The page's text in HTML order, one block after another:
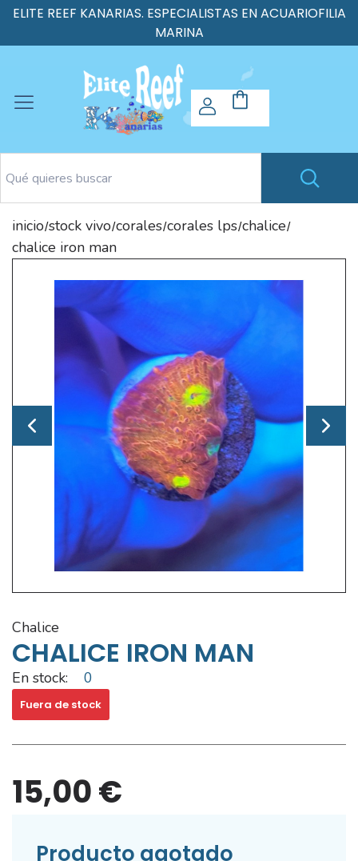
ELITE REEF KANARIAS. ESPECIALISTAS EN ACUARIOFILIA
MARINA
inicio/stock vivo/corales/corales lps/chalice/
chalice iron man
chalice
CHALICE IRON MAN
En stock: 0
Fuera de stock
15,00 €
Producto agotado